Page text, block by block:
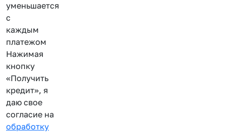
уменьшается
с
каждым
платежом
Нажимая
кнопку
«Получить
кредит», я
даю свое
согласие на
обработку